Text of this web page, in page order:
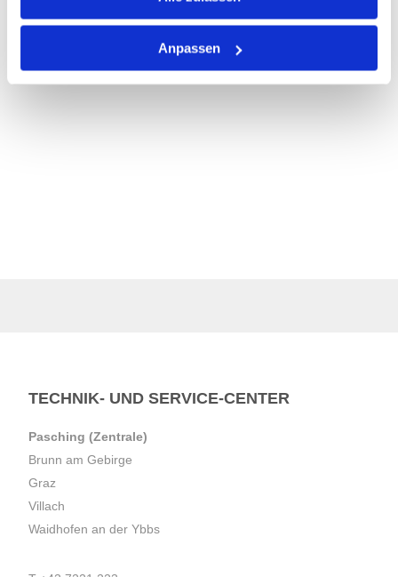
Anpassen
VARIANTEN
TECHNIK- UND SERVICE-CENTER
Pasching (Zentrale)
Brunn am Gebirge
Graz
Villach
Waidhofen an der Ybbs